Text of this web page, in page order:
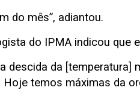
do mês”, adiantou.
do IPMA indicou
descida da
temos máximas da